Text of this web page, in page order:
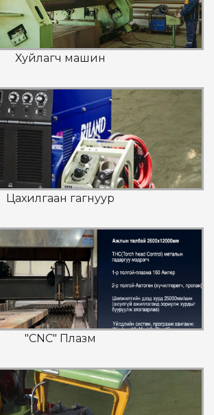
Хуйлагч машин
Цахилгаан гагнуур
"CNC" Плазм